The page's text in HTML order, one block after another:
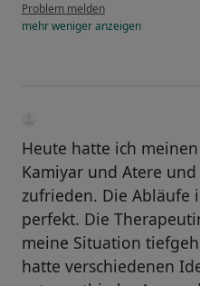
Problem melden
mehrwenigeranzeigen
Heute hatte ich
Kamiyar und Atere
zufrieden. Die Abläufe
perfekt. Die
meine Situation
hatte verschiedenen